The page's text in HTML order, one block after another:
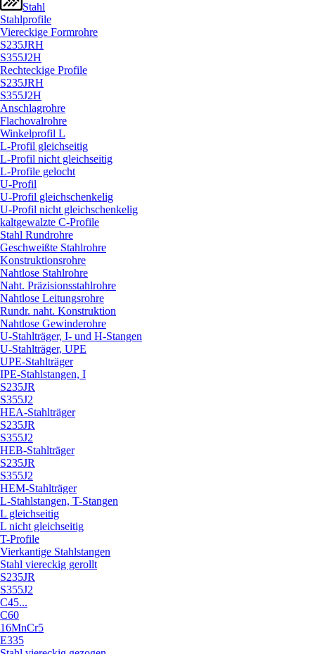
Stahl
Stahlprofile
Viereckige Formrohre
S235JRH
S355J2H
Rechteckige Profile
S235JRH
S355J2H
Anschlagrohre
Flachovalrohre
Winkelprofil L
L-Profil gleichseitig
L-Profil nicht gleichseitig
L-Profile gelocht
U-Profil
U-Profil gleichschenkelig
U-Profil nicht gleichschenkelig
kaltgewalzte C-Profile
Stahl Rundrohre
Geschweißte Stahlrohre
Konstruktionsrohre
Nahtlose Stahlrohre
Naht. Präzisionsstahlrohre
Nahtlose Leitungsrohre
Rundr. naht. Konstruktion
Nahtlose Gewinderohre
U-Stahlträger, I- und H-Stangen
U-Stahlträger, UPE
UPE-Stahlträger
IPE-Stahlstangen, I
S235JR
S355J2
HEA-Stahlträger
S235JR
S355J2
HEB-Stahlträger
S235JR
S355J2
HEM-Stahlträger
L-Stahlstangen, T-Stangen
L gleichseitig
L nicht gleichseitig
T-Profile
Vierkantige Stahlstangen
Stahl viereckig gerollt
S235JR
S355J2
C45...
C60
16MnCr5
E335